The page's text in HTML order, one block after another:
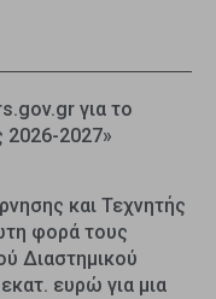
για το
2026-2027»
και Τεχνητής
φορά τους
Διαστημικού
ευρώ για μια